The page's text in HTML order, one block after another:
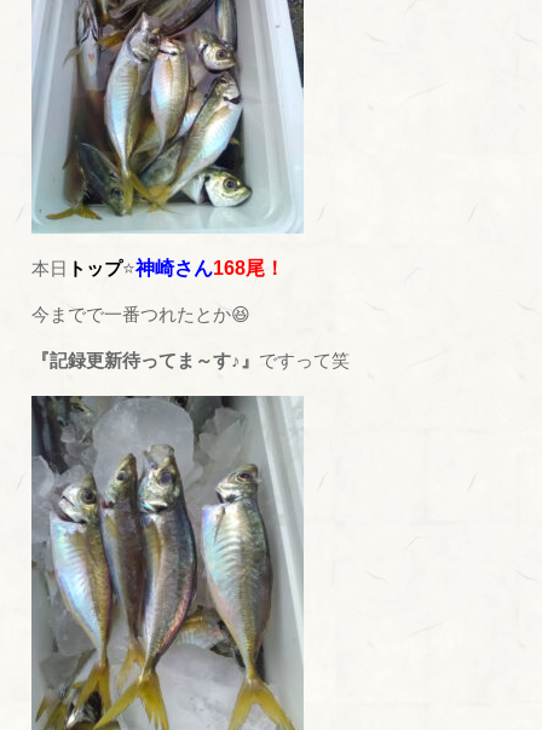
本日 トップ⭐神崎さん168尾！
今までで一番つれたとか😆
『記録更新待ってま～す♪』 ですって笑